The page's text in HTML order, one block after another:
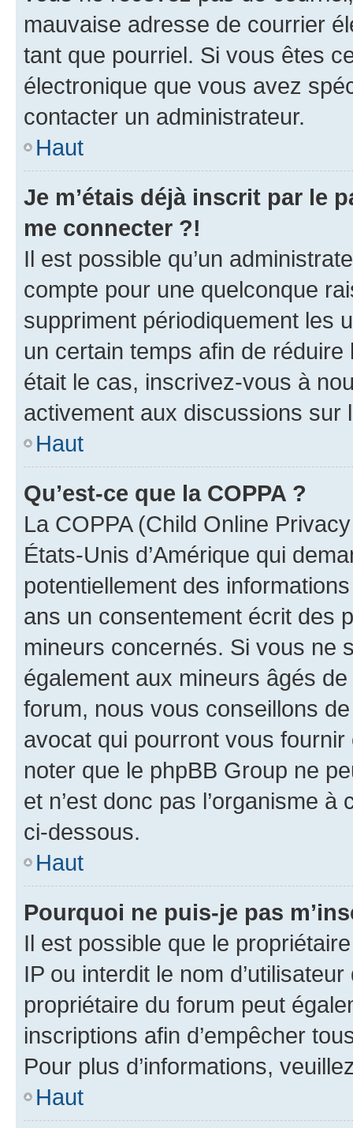
mauvaise adresse de courrier
tant que pourriel. Si vous êtes
électronique que vous avez
contacter un administrateur.
Haut
Je m’étais déjà inscrit par le
me connecter ?!
Il est possible qu’un
compte pour une quelconque
suppriment périodiquement les
un certain temps afin de
était le cas, inscrivez-vous à
activement aux discussions sur
Haut
Qu’est-ce que la COPPA ?
La COPPA (Child Online
États-Unis d’Amérique qui
potentiellement des
ans un consentement écrit des
mineurs concernés. Si vous ne
également aux mineurs âgés
forum, nous vous conseillons
avocat qui pourront vous
noter que le phpBB Group ne
et n’est donc pas l’organisme
ci-dessous.
Haut
Pourquoi ne puis-je pas
Il est possible que le
IP ou interdit le nom
propriétaire du forum peut
inscriptions afin d’empêcher
Pour plus d’informations,
Haut